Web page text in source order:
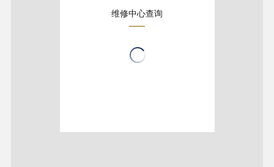
维修中心查询